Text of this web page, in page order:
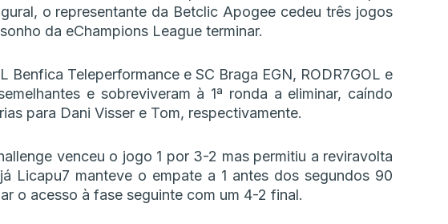
o representante da Betclic Apogee cedeu três jogos
da eChampions League terminar.
Benfica Teleperformance e SC Braga EGN, RODR7GOL e
e sobreviveram à 1ª ronda a eliminar, caíndo
para Dani Visser e Tom, respectivamente.
venceu o jogo 1 por 3-2 mas permitiu a reviravolta
Licapu7 manteve o empate a 1 antes dos segundos 90
o acesso à fase seguinte com um 4-2 final.